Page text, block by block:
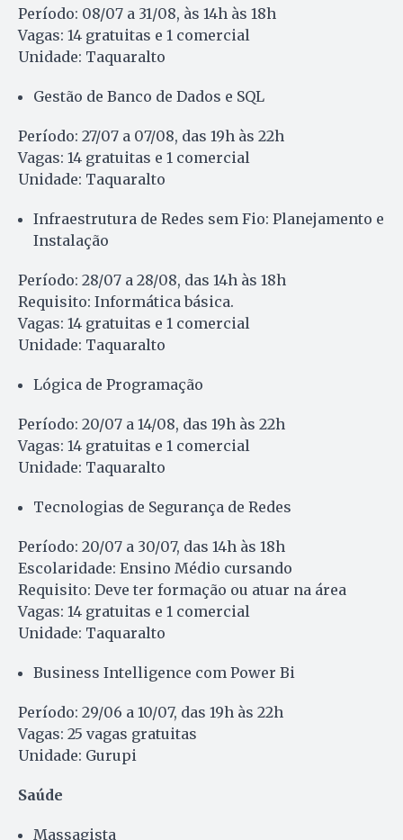
Período: 08/07 a 31/08, às 14h às 18h
Vagas: 14 gratuitas e 1 comercial
Unidade: Taquaralto
Gestão de Banco de Dados e SQL
Período: 27/07 a 07/08, das 19h às 22h
Vagas: 14 gratuitas e 1 comercial
Unidade: Taquaralto
Infraestrutura de Redes sem Fio: Planejamento e
Instalação
Período: 28/07 a 28/08, das 14h às 18h
Requisito: Informática básica.
Vagas: 14 gratuitas e 1 comercial
Unidade: Taquaralto
Lógica de Programação
Período: 20/07 a 14/08, das 19h às 22h
Vagas: 14 gratuitas e 1 comercial
Unidade: Taquaralto
Tecnologias de Segurança de Redes
Período: 20/07 a 30/07, das 14h às 18h
Escolaridade: Ensino Médio cursando
Requisito: Deve ter formação ou atuar na área
Vagas: 14 gratuitas e 1 comercial
Unidade: Taquaralto
Business Intelligence com Power Bi
Período: 29/06 a 10/07, das 19h às 22h
Vagas: 25 vagas gratuitas
Unidade: Gurupi
Saúde
Massagista